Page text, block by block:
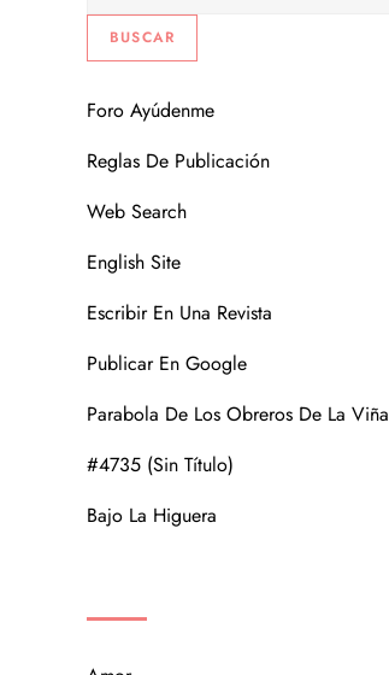
Foro Ayúdenme
Reglas De Publicación
Web Search
English Site
Escribir En Una Revista
Publicar En Google
Parabola De Los Obreros De La Viña
#4735 (sin Título)
Bajo La Higuera